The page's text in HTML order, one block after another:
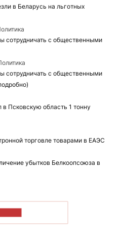
в Беларусь на льготных
сотрудничать с общественными
сотрудничать с общественными
в Псковскую область 1 тонну
торговле товарами в ЕАЭС
убытков Белкоопсоюза в